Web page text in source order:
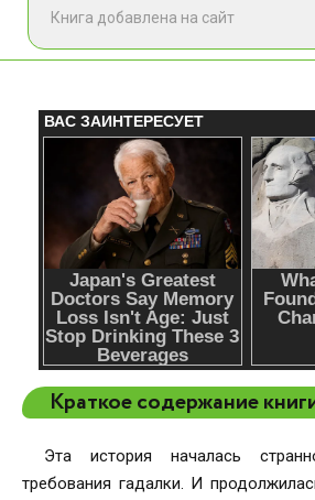
Книга добавлена на сайт
Краткое содержание
Эта история началась
требования гадалки. И